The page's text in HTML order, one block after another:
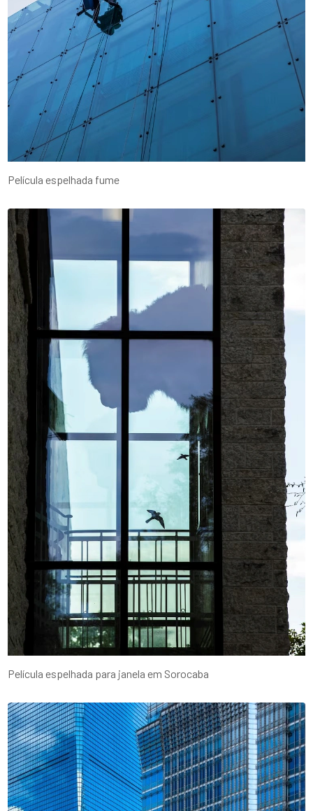
Película espelhada fume
Película espelhada para janela em Sorocaba